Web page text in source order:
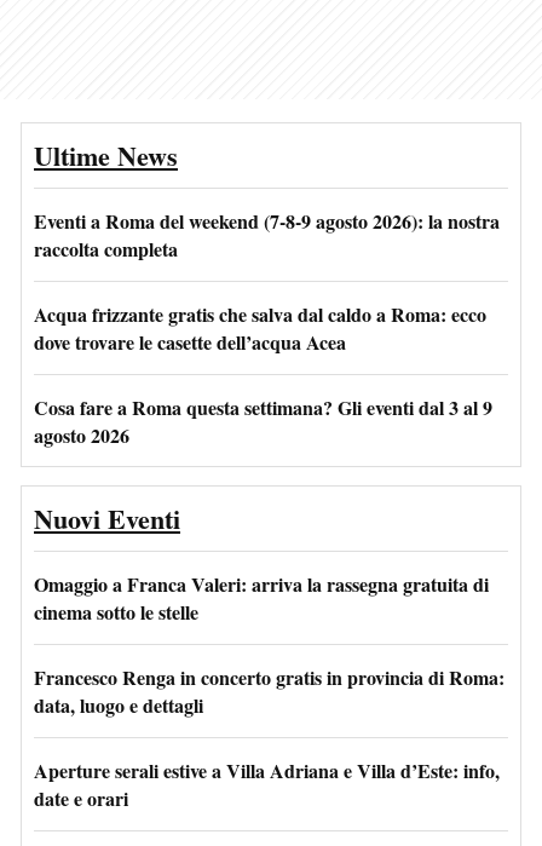
Ultime News
Eventi a Roma del weekend (7-8-9 agosto 2026): la nostra
raccolta completa
Acqua frizzante gratis che salva dal caldo a Roma: ecco
dove trovare le casette dell’acqua Acea
Cosa fare a Roma questa settimana? Gli eventi dal 3 al 9
agosto 2026
Nuovi Eventi
Omaggio a Franca Valeri: arriva la rassegna gratuita di
cinema sotto le stelle
Francesco Renga in concerto gratis in provincia di Roma:
data, luogo e dettagli
Aperture serali estive a Villa Adriana e Villa d’Este: info,
date e orari